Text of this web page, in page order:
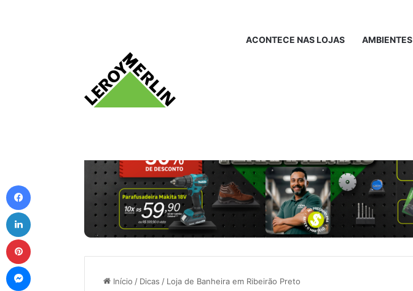
ACONTECE NAS LOJAS AMBIENTES
Início / Dicas / Loja de Banheira em Ribeirão Preto